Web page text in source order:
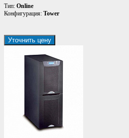
Тип: Online
Конфигурация: Tower
Уточнить цену